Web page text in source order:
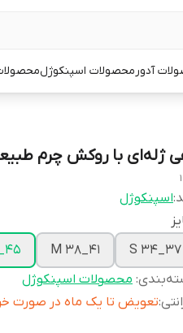
آدورمحصولات اسپنکوژل
ژله‌ای با روکش چرم
اسپنکوژل
S 34_37
M 38_41
: محصولات اسپنکوژل
:تعویض تا یک ماه در صورت